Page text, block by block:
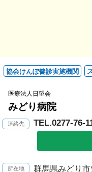
協会けんぽ健診実施機関
医療法人日望会
みどり病院
TEL.0277-76-
群馬県みどり